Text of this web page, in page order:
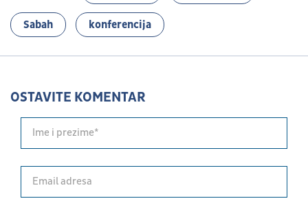
Sabah konferencija
OSTAVITE KOMENTAR